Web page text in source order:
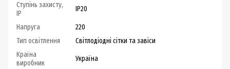
Ступінь захисту,
IP
IP20
Напруга
220
Тип освітлення
Світлодіодні сітки та завіси
Країна
виробник
Україна